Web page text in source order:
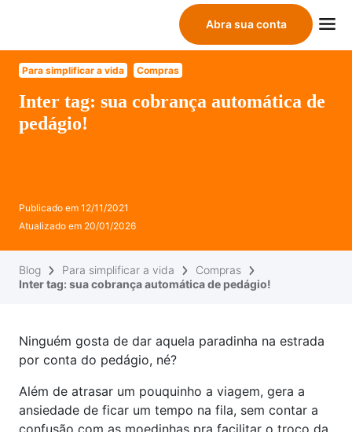
Abra sua conta
Para simplificar a vida Compras
Inter tag: sua cobrança automática de
pedágio!
Publicado em 12/11/2021
Atualizado em 20/01/2026
Blog Para simplificar a vida
Compras
Inter tag: sua cobrança automática de pedágio!
Ninguém gosta de dar aquela paradinha na estrada
por conta do pedágio, né?
Além de atrasar um pouquinho a viagem, gera a
ansiedade de ficar um tempo na fila, sem contar a
confusão com as moedinhas pra facilitar o troco da